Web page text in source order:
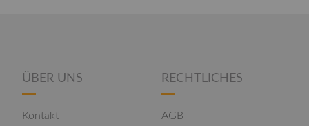
ÜBER UNS
Kontakt
RECHTLICHES
AGB